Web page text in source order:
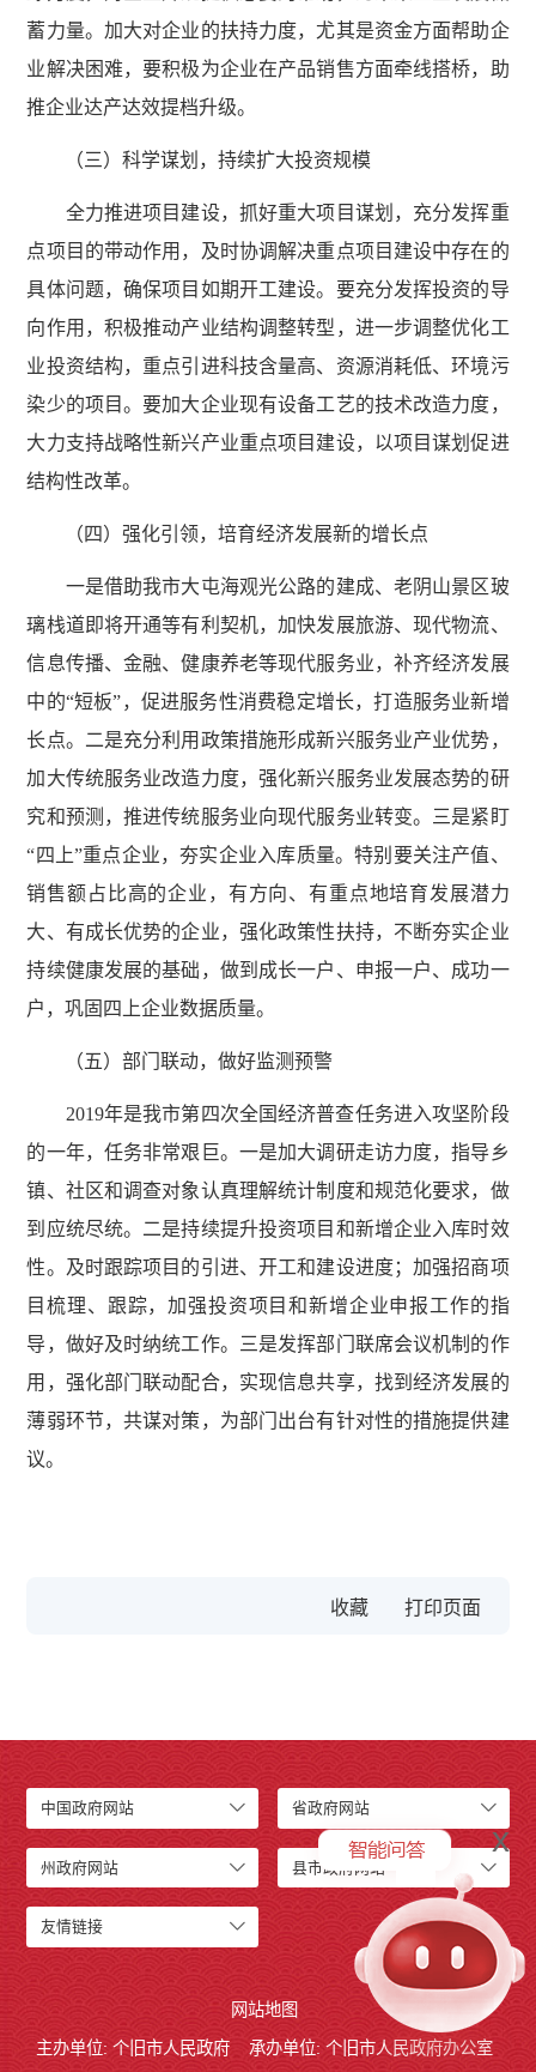
蓄力量。加大对企业的扶持力度，尤其是资金方面帮助企
业解决困难，要积极为企业在产品销售方面牵线搭桥，助
推企业达产达效提档升级。
（三）科学谋划，持续扩大投资规模
全力推进项目建设，抓好重大项目谋划，充分发挥重
点项目的带动作用，及时协调解决重点项目建设中存在的
具体问题，确保项目如期开工建设。要充分发挥投资的导
向作用，积极推动产业结构调整转型，进一步调整优化工
业投资结构，重点引进科技含量高、资源消耗低、环境污
染少的项目。要加大企业现有设备工艺的技术改造力度，
大力支持战略性新兴产业重点项目建设，以项目谋划促进
结构性改革。
（四）强化引领，培育经济发展新的增长点
一是借助我市大屯海观光公路的建成、老阴山景区玻
璃栈道即将开通等有利契机，加快发展旅游、现代物流、
信息传播、金融、健康养老等现代服务业，补齐经济发展
中的“短板”，促进服务性消费稳定增长，打造服务业新增
长点。二是充分利用政策措施形成新兴服务业产业优势，
加大传统服务业改造力度，强化新兴服务业发展态势的研
究和预测，推进传统服务业向现代服务业转变。三是紧盯
“四上”重点企业，夯实企业入库质量。特别要关注产值、
销售额占比高的企业，有方向、有重点地培育发展潜力
大、有成长优势的企业，强化政策性扶持，不断夯实企业
持续健康发展的基础，做到成长一户、申报一户、成功一
户，巩固四上企业数据质量。
（五）部门联动，做好监测预警
2019年是我市第四次全国经济普查任务进入攻坚阶段
的一年，任务非常艰巨。一是加大调研走访力度，指导乡
镇、社区和调查对象认真理解统计制度和规范化要求，做
到应统尽统。二是持续提升投资项目和新增企业入库时效
性。及时跟踪项目的引进、开工和建设进度；加强招商项
目梳理、跟踪，加强投资项目和新增企业申报工作的指
导，做好及时纳统工作。三是发挥部门联席会议机制的作
用，强化部门联动配合，实现信息共享，找到经济发展的
薄弱环节，共谋对策，为部门出台有针对性的措施提供建
议。
收藏
中国政府网站 省政府网站
州政府网站 县市政府网站
友情链接
网站地图
主办单位: 个旧市人民政府
承办单位: 个旧市人民政府办公室
x